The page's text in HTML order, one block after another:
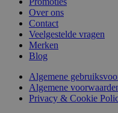
Over ons
Contact
Veelgestelde vragen
Merken
Blog
Algemene
Algemene
Privacy & Cookie